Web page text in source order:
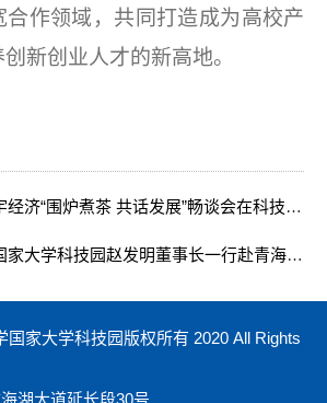
合作领域，共同打造成为高校产
新创业人才的新高地。
“围炉煮茶 共话发展”畅谈会在科技园顺利召开
科技园赵发明董事长一行赴青海省科学技术信息研究所调研交流
家大学科技园版权所有 2020 All Rights
湖大道延长段30号